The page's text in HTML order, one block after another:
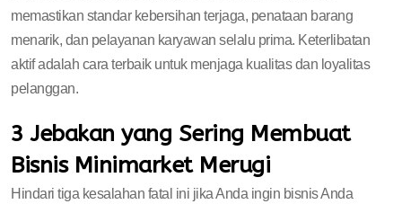
memastikan standar kebersihan terjaga, penataan barang
menarik, dan pelayanan karyawan selalu prima. Keterlibatan
aktif adalah cara terbaik untuk menjaga kualitas dan loyalitas
pelanggan.
3 Jebakan yang Sering Membuat
Bisnis Minimarket Merugi
Hindari tiga kesalahan fatal ini jika Anda ingin bisnis Anda